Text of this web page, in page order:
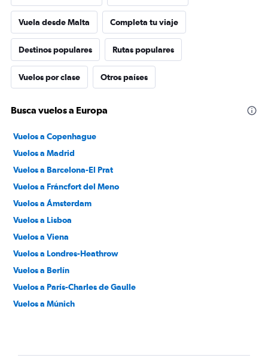
Vuela desde Malta Completa tu viaje
Destinos populares Rutas populares
Vuelos por clase Otros países
Busca vuelos a Europa
Vuelos a Copenhague
Vuelos a Madrid
Vuelos a Barcelona-El Prat
Vuelos a Fráncfort del Meno
Vuelos a Ámsterdam
Vuelos a Lisboa
Vuelos a Viena
Vuelos a Londres-Heathrow
Vuelos a Berlín
Vuelos a París-Charles de Gaulle
Vuelos a Múnich
Vuelos a Zúrich